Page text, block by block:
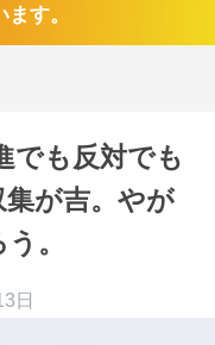
す。
でも反対でも
が吉。やが
。
日